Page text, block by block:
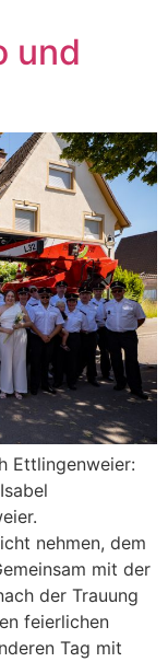
und
Ettlingenweier:
nehmen, dem
mit der
der Trauung
feierlichen
Tag mit